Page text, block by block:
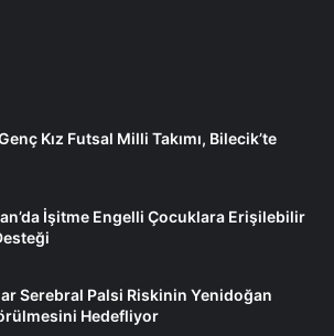
Kız Futsal Milli Takımı, Bilecik’te
İşitme Engelli Çocuklara Erişilebilir
Serebral Palsi Riskinin Yenidoğan
Hedefliyor